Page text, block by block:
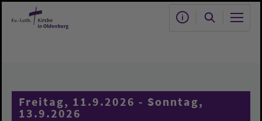
Zum Hauptinhalt springen
Freitag, 11.9.2026 - Sonntag,
13.9.2026